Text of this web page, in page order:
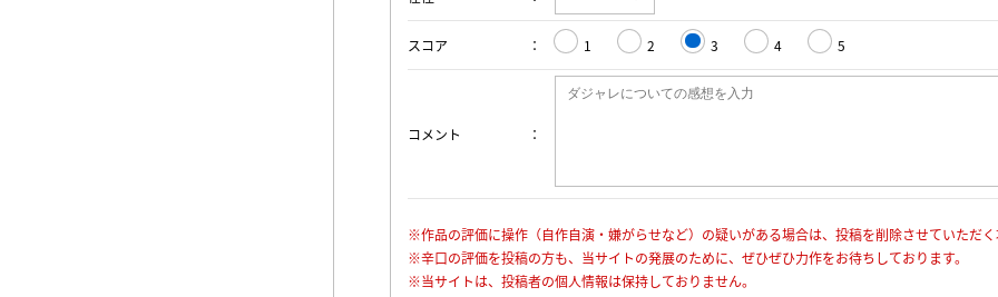
スコア 1 2 3 4 5
コメント
※作品の評価に操作（自作自演・嫌がらせなど）の疑いがある場合は、投稿を削除させていただ
※辛口の評価を投稿の方も、当サイトの発展のために、ぜひぜひ力作をお待ちしております。
※当サイトは、投稿者の個人情報は保持しておりません。